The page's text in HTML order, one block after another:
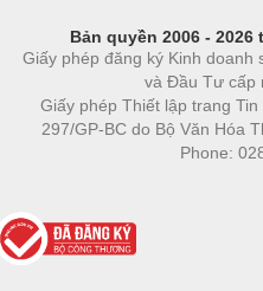
Bản quyền 2006 -
Giấy phép đăng ký Kinh doanh
và Đầu Tư cấp
Giấy phép Thiết lập trang
297/GP-BC do Bộ Văn Hóa
Phone: